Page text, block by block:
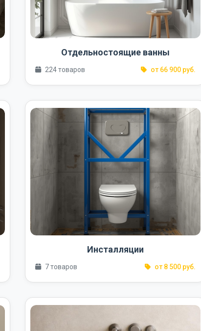
Отдельностоящие ванны
224 товаров от 66 900 руб.
Инсталляции
7 товаров от 8 500 руб.